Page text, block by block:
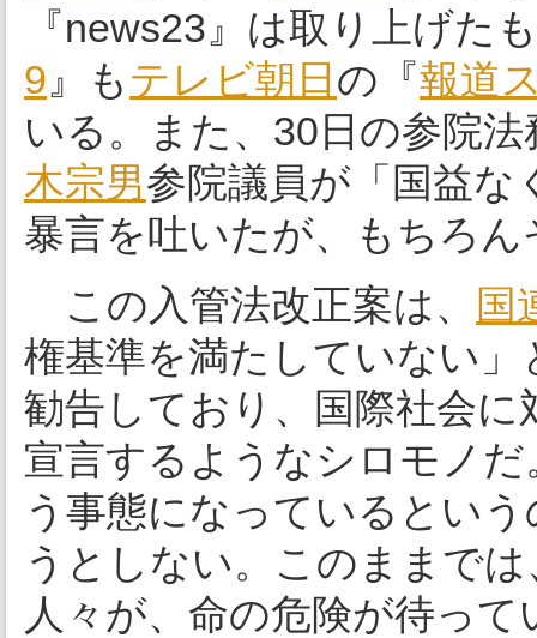
『news23』は取り上げた
9 』も テレビ朝日 の『報道
いる。また、30日の参院
木宗男参院議員が「国益
暴言を吐いたが、もちろ
この入管法改正案は、
国
権基準を満たしていない
勧告しており、国際社会
宣言するようなシロモノ
う事態になっているとい
うとしない。このままで
人々が、命の危険が待っ